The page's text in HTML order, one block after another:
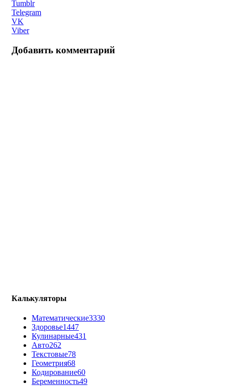
Tumblr
Telegram
VK
Viber
Добавить комментарий
Калькуляторы
Математические3330
Здоровье1447
Кулинарные431
Авто262
Текстовые78
Геометрия68
Кодирование60
Беременность49